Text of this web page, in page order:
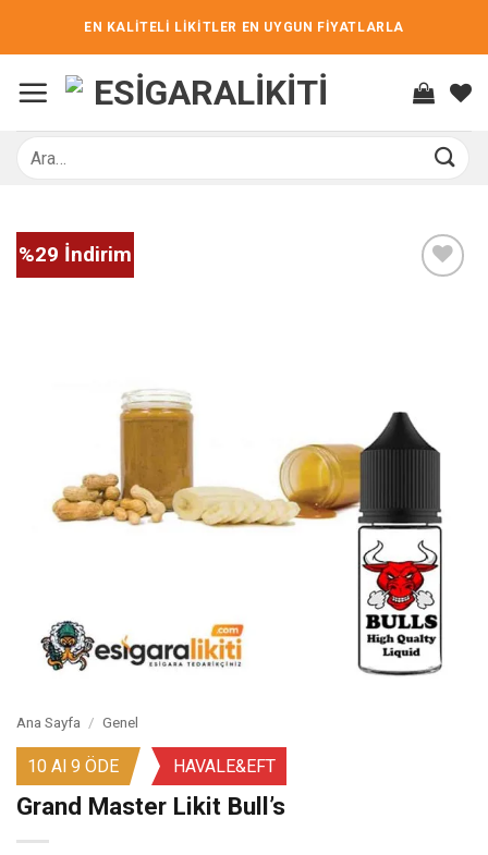
EN KALİTELİ LİKİTLER EN UYGUN FİYATLARLA
Ara:
%29 İndirim
Ana Sayfa / Genel
10 Al 9 ÖDE HAVALE&EFT
Grand Master Likit Bull’s